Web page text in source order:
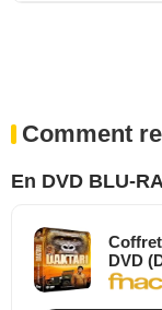
Comment
En DVD BLU-
DVD